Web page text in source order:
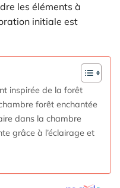
les éléments à
initiale est
inspirée de la forêt
forêt enchantée
dans la chambre
grâce à l’éclairage et